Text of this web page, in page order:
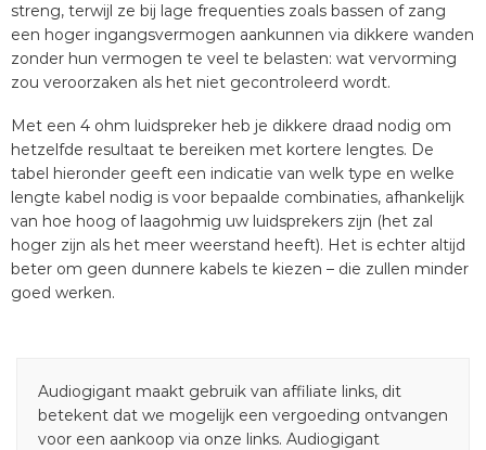
streng, terwijl ze bij lage frequenties zoals bassen of zang
een hoger ingangsvermogen aankunnen via dikkere wanden
zonder hun vermogen te veel te belasten: wat vervorming
zou veroorzaken als het niet gecontroleerd wordt.
Met een 4 ohm luidspreker heb je dikkere draad nodig om
hetzelfde resultaat te bereiken met kortere lengtes. De
tabel hieronder geeft een indicatie van welk type en welke
lengte kabel nodig is voor bepaalde combinaties, afhankelijk
van hoe hoog of laagohmig uw luidsprekers zijn (het zal
hoger zijn als het meer weerstand heeft). Het is echter altijd
beter om geen dunnere kabels te kiezen – die zullen minder
goed werken.
Audiogigant maakt gebruik van affiliate links, dit
betekent dat we mogelijk een vergoeding ontvangen
voor een aankoop via onze links. Audiogigant